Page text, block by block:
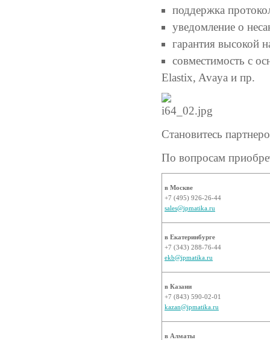
поддержка
уведомление о
гарантия высокой
совместимость с
Elastix, Avaya и пр.
Становитесь
По вопросам
в Москве
+7 (495) 926-26-44
sales@ipmatika.ru
в Екатеринбурге
+7 (343) 288-76-44
ekb@ipmatika.ru
в Казани
+7 (843) 590-02-01
kazan@ipmatika.ru
в Алматы